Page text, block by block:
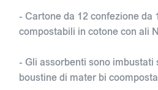
- Cartone da 12 confezione da
compostabili in cotone con ali
- Gli assorbenti sono imbustati
boustine di mater bi